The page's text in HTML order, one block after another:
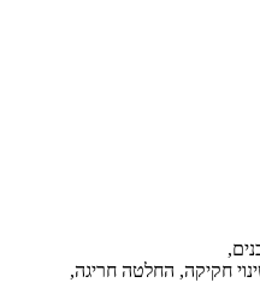
חקיקה, החלטה חריגה,